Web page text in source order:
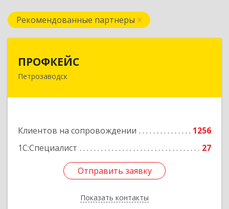
Рекомендованные партнеры
ПРОФКЕЙС
Петрозаводск
Клиентов на сопровождении
1256
1С:Специалист
27
Отправить заявку
Показать контакты
185035, Карелия Респ, Петрозаводск г, Красная
Отправить заявку
Назад